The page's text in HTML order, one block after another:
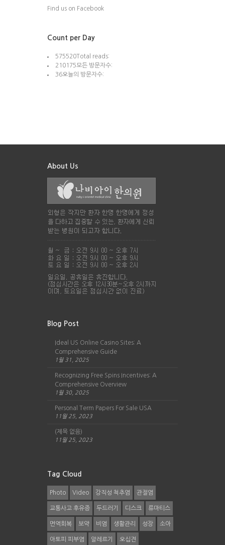
Find us on Facebook
Count per Day
575520Total reads:
210175모든 방문자수:
36오늘의 방문자수:
About Us
Blog Post
Ideal US Online Casino Sites: A
Comprehensive Guide
1월 31, 2025
Recognizing Free Spins Incentives: A
Comprehensive Overview
1월 30, 2025
Personal Term Papers For Sale USA
11월 25, 2023
(제목 없음)
11월 25, 2023
Tag Cloud
Photo Video 강직성 척추염 관절염
교통사고 후유증 두드러기 디스크 류마티스
면역회복 보약 비염 생활관리 성장 소아
아토피 피부염 알레르기 오십견